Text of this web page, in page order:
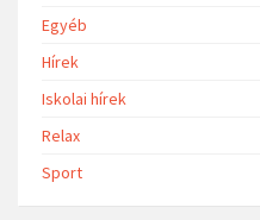
Egyéb
Hírek
Iskolai hírek
Relax
Sport